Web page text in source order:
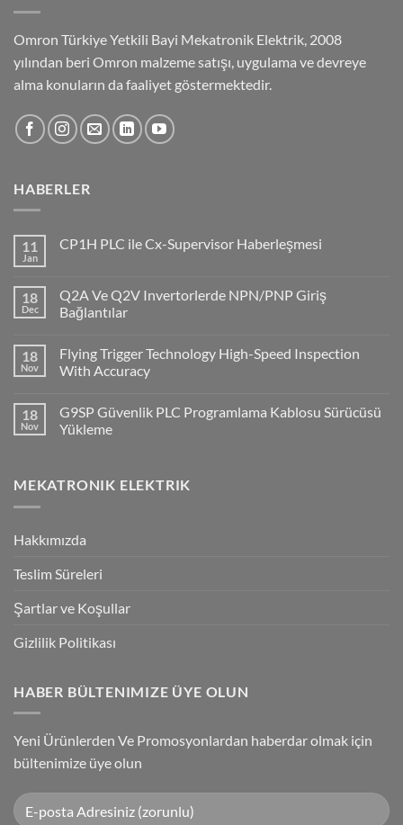
Omron Türkiye Yetkili Bayi Mekatronik Elektrik, 2008
yılından beri Omron malzeme satışı, uygulama ve devreye
alma konuların da faaliyet göstermektedir.
HABERLER
11
Jan
CP1H PLC ile Cx-Supervisor Haberleşmesi
CP1H
PLC
ile
Haberleşmesi
18
Dec
Q2A Ve Q2V Invertorlerde NPN/PNP Giriş
Bağlantılar
on
Q2A
Ve
NPN/PNP
Giriş
Bağlantılar
18
Nov
Flying Trigger Technology High-Speed Inspection
With Accuracy
on
Flying
Trigger
Inspection
With
18
Nov
G9SP Güvenlik PLC Programlama Kablosu Sürücüsü
Yükleme
G9SP
Güvenlik
Sürücüsü
MEKATRONIK ELEKTRIK
Hakkımızda
Teslim Süreleri
Şartlar ve Koşullar
Gizlilik Politikası
HABER BÜLTENIMIZE ÜYE OLUN
Yeni Ürünlerden Ve Promosyonlardan haberdar olmak için
bültenimize üye olun